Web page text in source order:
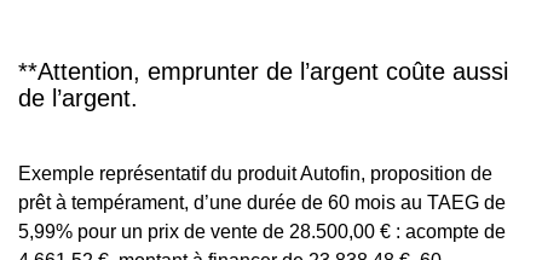
**Attention, emprunter de l’argent coûte aussi
de l’argent.
Exemple représentatif du produit Autofin, proposition de
prêt à tempérament, d’une durée de 60 mois au TAEG de
5,99% pour un prix de vente de 28.500,00 € : acompte de